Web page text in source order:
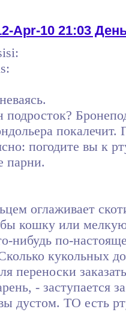
Apr-10 21:03
подросток?
покалечит.
погодите вы к
парни.
оглаживает
бы кошку или
нибудь по-
кукольных
переноски
- заступается
дустом. ТО есть